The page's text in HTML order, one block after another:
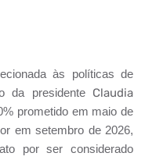
às políticas de
da presidente Claudia
prometido em maio de
em setembro de 2026,
por ser considerado